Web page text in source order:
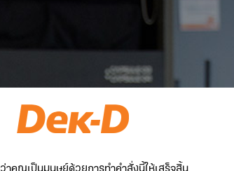
าคุณเป็นมนุษย์ด้วยการทำคำสั่งนี้ให้เสร็จสิ้น